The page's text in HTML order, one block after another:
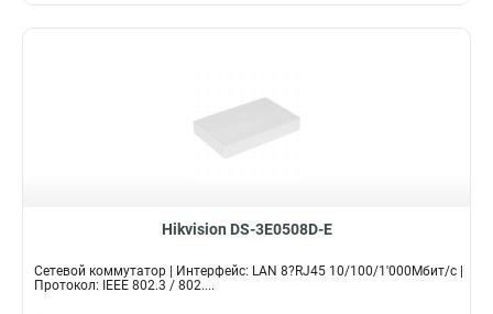
Hikvision DS-3E0508D-E
Сетевой коммутатор | Интерфейс: LAN 8?RJ45 10/100/1'000Мбит/с |
Протокол: IEEE 802.3 / 802....